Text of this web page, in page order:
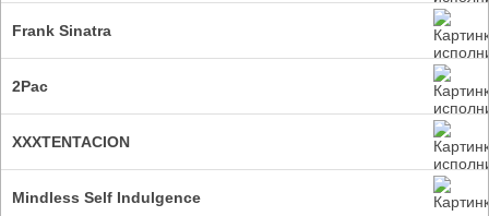
Frank Sinatra
2Pac
XXXTENTACION
Mindless Self Indulgence